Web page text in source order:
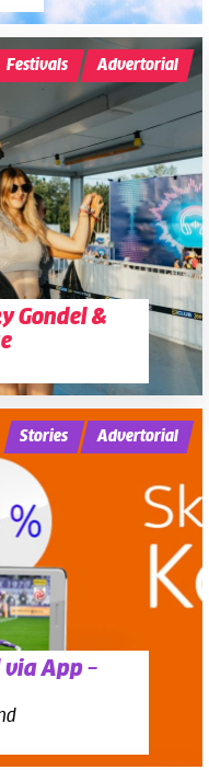
Gondel &
Festivals Advertorial
App –
Stories Advertorial